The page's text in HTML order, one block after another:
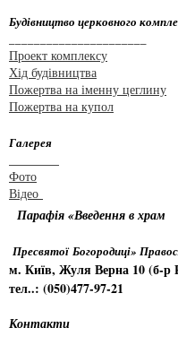
Будівництво церковного
Проект комплексу
Хід будівництва
Пожертва на іменну цеглину
Пожертва на купол
Галерея
Фото
Відео
Парафія «Введення в храм
Пресвятої Богородиці»
м. Київ, Жуля Верна 10 (б-р
тел..: (050)477-97-21
Контакти